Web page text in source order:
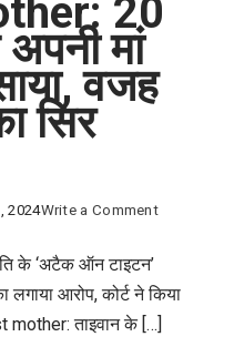
20
मां
वजह
सिर
2024Write a Commenton
case
against
के ‘अटैक ऑन टाइटन’
आरोप, कोर्ट ने किया
mother: ताइवान के […]